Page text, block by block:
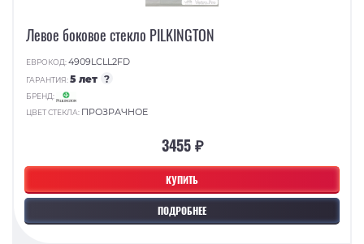
КУПИТЬ
ПОДРОБНЕЕ
Левое боковое стекло PILKINGTON
ЕВРОКОД:4909LCLL2FD
ГАРАНТИЯ:5 лет ?
БРЕНД:
ЦВЕТ СТЕКЛА: ПРОЗРАЧНОЕ
3455 ₽